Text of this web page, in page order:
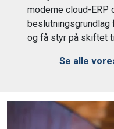
moderne cloud-ERP
og få styr på skiftet
Se alle